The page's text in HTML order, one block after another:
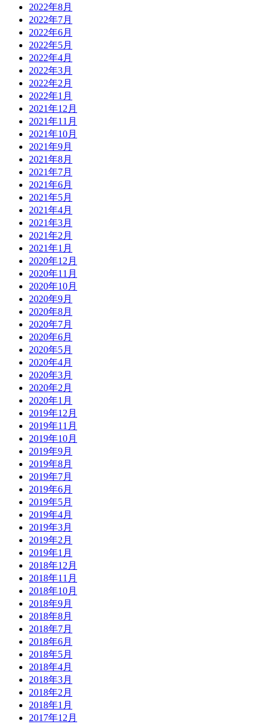
2022年8月
2022年7月
2022年6月
2022年5月
2022年4月
2022年3月
2022年2月
2022年1月
2021年12月
2021年11月
2021年10月
2021年9月
2021年8月
2021年7月
2021年6月
2021年5月
2021年4月
2021年3月
2021年2月
2021年1月
2020年12月
2020年11月
2020年10月
2020年9月
2020年8月
2020年7月
2020年6月
2020年5月
2020年4月
2020年3月
2020年2月
2020年1月
2019年12月
2019年11月
2019年10月
2019年9月
2019年8月
2019年7月
2019年6月
2019年5月
2019年4月
2019年3月
2019年2月
2019年1月
2018年12月
2018年11月
2018年10月
2018年9月
2018年8月
2018年7月
2018年6月
2018年5月
2018年4月
2018年3月
2018年2月
2018年1月
2017年12月